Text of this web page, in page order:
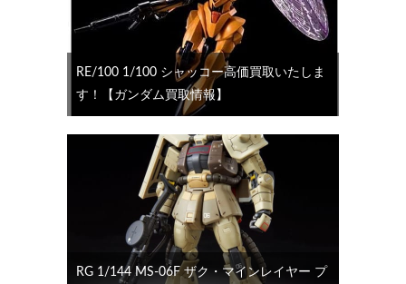
RE/100 1/100 シャッコー高価買取いたしま
す！【ガンダム買取情報】
RG 1/144 MS-06F ザク・マインレイヤー プ